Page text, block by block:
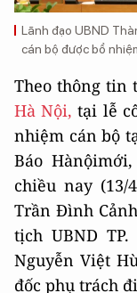
Lãnh đạo UBND
cán bộ được bổ
Theo thông tin
Hà Nội, tại lễ
nhiệm cán bộ
Báo
chiều nay
Trần Đình
tịch UBND
Nguyễn Việt
đốc phụ trách